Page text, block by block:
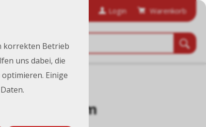
Login Warenkorb
51 cm x 50 m
korrekten Betrieb
uns dabei, die
Einige